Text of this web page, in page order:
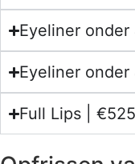
Eyeliner
Eyeliner
Full Lips |